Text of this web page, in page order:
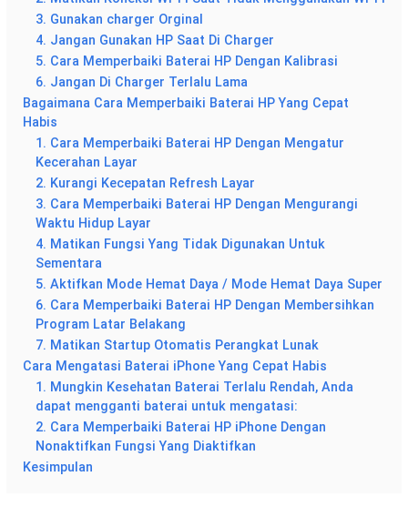
3. Gunakan charger Orginal
4. Jangan Gunakan HP Saat Di Charger
5. Cara Memperbaiki Baterai HP Dengan Kalibrasi
6. Jangan Di Charger Terlalu Lama
Bagaimana Cara Memperbaiki Baterai HP Yang Cepat
Habis
1. Cara Memperbaiki Baterai HP Dengan Mengatur
Kecerahan Layar
2. Kurangi Kecepatan Refresh Layar
3. Cara Memperbaiki Baterai HP Dengan Mengurangi
Waktu Hidup Layar
4. Matikan Fungsi Yang Tidak Digunakan Untuk
Sementara
5. Aktifkan Mode Hemat Daya / Mode Hemat Daya Super
6. Cara Memperbaiki Baterai HP Dengan Membersihkan
Program Latar Belakang
7. Matikan Startup Otomatis Perangkat Lunak
Cara Mengatasi Baterai iPhone Yang Cepat Habis
1. Mungkin Kesehatan Baterai Terlalu Rendah, Anda
dapat mengganti baterai untuk mengatasi:
2. Cara Memperbaiki Baterai HP iPhone Dengan
Nonaktifkan Fungsi Yang Diaktifkan
Kesimpulan